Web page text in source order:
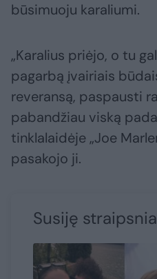
būsimuoju karaliumi.
„Karalius priėjo, o tu
pagarbą įvairiais
reveransą, paspausti
pabandžiau viską
tinklalaidėje „Joe
pasakojo ji.
Susiję